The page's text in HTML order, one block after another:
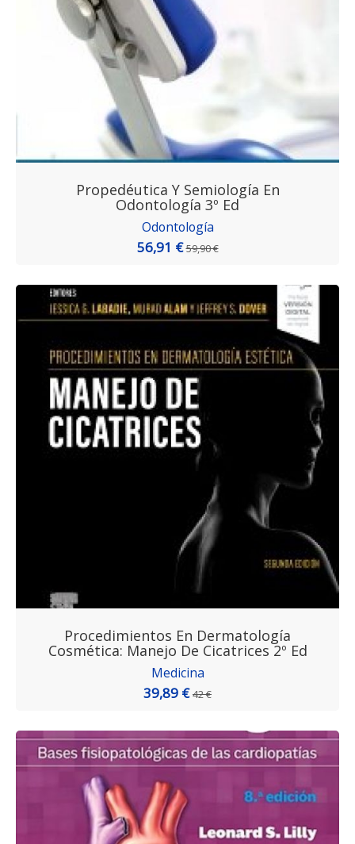
Propedéutica Y Semiología En
Odontología 3º Ed
Odontología
56,91 €59,90 €
Procedimientos En Dermatología
Cosmética: Manejo De Cicatrices 2º Ed
Medicina
39,89 €42 €